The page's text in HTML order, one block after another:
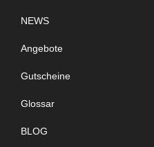
NEWS
Angebote
Gutscheine
Glossar
BLOG